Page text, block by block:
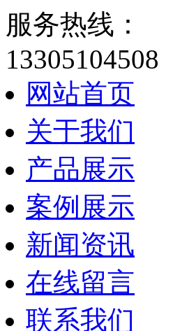
服务热线：
13305104508
网站首页
关于我们
产品展示
案例展示
新闻资讯
在线留言
联系我们